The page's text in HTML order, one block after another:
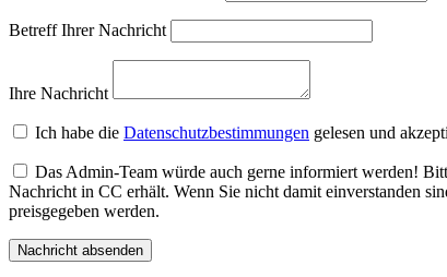
Betreff Ihrer Nachricht
Ihre Nachricht
Ich habe die Datenschutzbestimmungen gelesen und
Das Admin-Team würde auch gerne informiert werden!
Nachricht in CC erhält. Wenn Sie nicht damit einverstanden
preisgegeben werden.
Nachricht absenden